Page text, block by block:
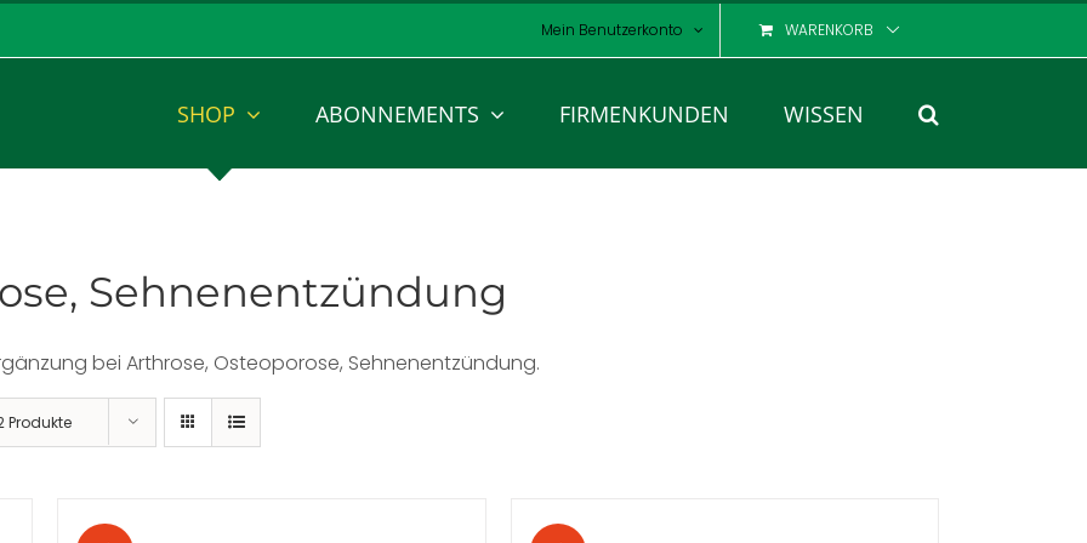
Mein Benutzerkonto WARENKORB
SHOP ABONNEMENTS FIRMENKUNDEN WISSEN
Sehnenentzündung
bei Arthrose, Osteoporose, Sehnenentzündung.
Produkte